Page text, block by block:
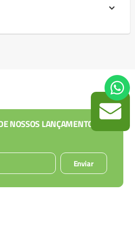
NOSSOS LANÇAMENTOS E
Enviar